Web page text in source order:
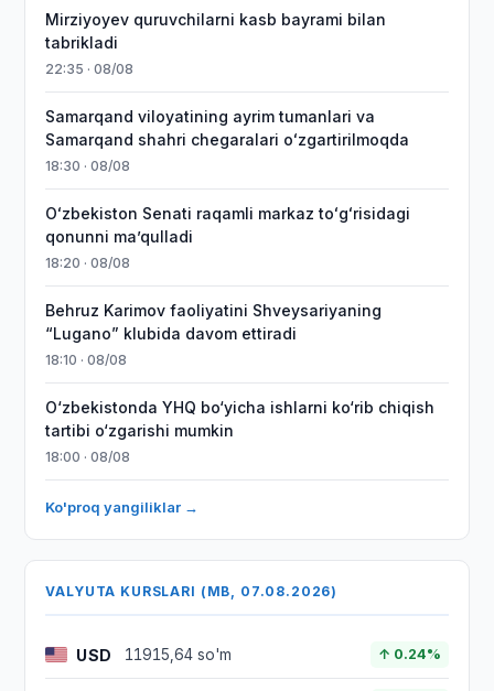
Mirziyoyev quruvchilarni kasb bayrami bilan
tabrikladi
22:35 · 08/08
Samarqand viloyatining ayrim tumanlari va
Samarqand shahri chegaralari oʻzgartirilmoqda
18:30 · 08/08
Oʻzbekiston Senati raqamli markaz toʻgʻrisidagi
qonunni maʼqulladi
18:20 · 08/08
Behruz Karimov faoliyatini Shveysariyaning
“Lugano” klubida davom ettiradi
18:10 · 08/08
O‘zbekistonda YHQ bo‘yicha ishlarni ko‘rib chiqish
tartibi o‘zgarishi mumkin
18:00 · 08/08
Ko'proq yangiliklar →
VALYUTA KURSLARI (MB, 07.08.2026)
USD 11915,64 so'm ↑ 0.24%